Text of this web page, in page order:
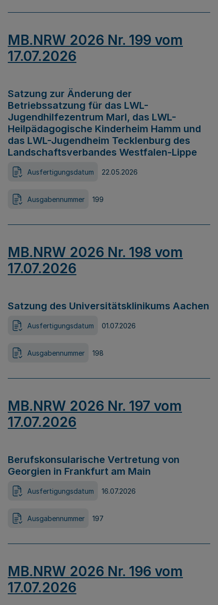
MB.NRW 2026 Nr. 199 vom
17.07.2026
Satzung zur Änderung der
Betriebssatzung für das LWL-
Jugendhilfezentrum Marl, das LWL-
Heilpädagogische Kinderheim Hamm und
das LWL-Jugendheim Tecklenburg des
Landschaftsverbandes Westfalen-Lippe
Ausfertigungsdatum 22.05.2026
Ausgabennummer 199
MB.NRW 2026 Nr. 198 vom
17.07.2026
Satzung des Universitätsklinikums Aachen
Ausfertigungsdatum 01.07.2026
Ausgabennummer 198
MB.NRW 2026 Nr. 197 vom
17.07.2026
Berufskonsularische Vertretung von
Georgien in Frankfurt am Main
Ausfertigungsdatum 16.07.2026
Ausgabennummer 197
MB.NRW 2026 Nr. 196 vom
17.07.2026